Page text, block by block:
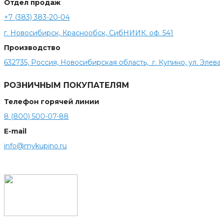
Отдел продаж
+7 (383) 383-20-04
г. Новосибирск, Краснообск, СибНИИК. оф. 541
Производство
632735, Россия, Новосибирская область, г. Купино, ул.
РОЗНИЧНЫМ ПОКУПАТЕЛЯМ
Телефон горячей линии
8 (800) 500-07-88
E-mail
info@mykupino.ru